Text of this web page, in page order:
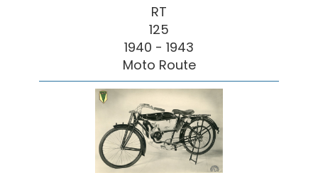
RT
125
1940 - 1943
Moto Route